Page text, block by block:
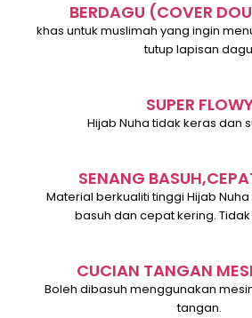
BERDAGU (COVER
khas untuk muslimah yang ingin
tutup lapisan
SUPER
Hijab Nuha tidak keras dan
SENANG
Material berkualiti tinggi Hijab
basuh dan cepat kering.
CUCIAN TANGAN
Boleh dibasuh menggunakan
tangan.